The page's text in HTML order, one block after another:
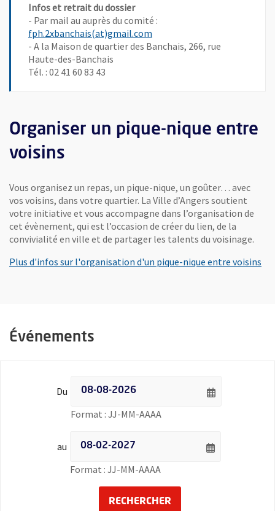
Infos et retrait du dossier
- Par mail au auprès du comité :
fph.2xbanchais(at)gmail.com
- A la Maison de quartier des Banchais, 266, rue
Haute-des-Banchais
Tél. : 02 41 60 83 43
Organiser un pique-nique entre
voisins
Vous organisez un repas, un pique-nique, un goûter… avec
vos voisins, dans votre quartier. La Ville d’Angers soutient
votre initiative et vous accompagne dans l’organisation de
cet évènement, qui est l’occasion de créer du lien, de la
convivialité en ville et de partager les talents du voisinage.
Plus d'infos sur l'organisation d'un pique-nique entre voisins
Événements
Du Filtrer les événements par date - Date de début
Format : JJ-MM-AAAA
au Filtrer les événements par date - Date de fin
Format : JJ-MM-AAAA
RECHERCHER